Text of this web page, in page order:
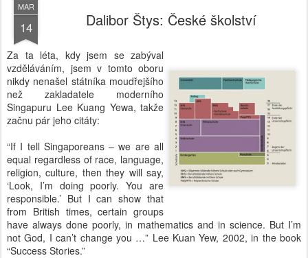
MAR
14 Dalibor Štys: České školství
Za ta léta, kdy jsem se zabýval
vzděláváním, jsem v tomto oboru
nikdy nenašel státníka moudřejšího
než zakladatele moderního
Singapuru Lee Kuang Yewa, takže
začnu pár jeho citáty:
“If I tell Singaporeans – we are all
equal regardless of race, language,
religion, culture, then they will say,
‘Look, I’m doing poorly. You are
responsible.’ But I can show that
from British times, certain groups
have always done poorly, in mathematics and in science. But I’m
not God, I can’t change you …” Lee Kuan Yew, 2002, in the book
“Success Stories.”